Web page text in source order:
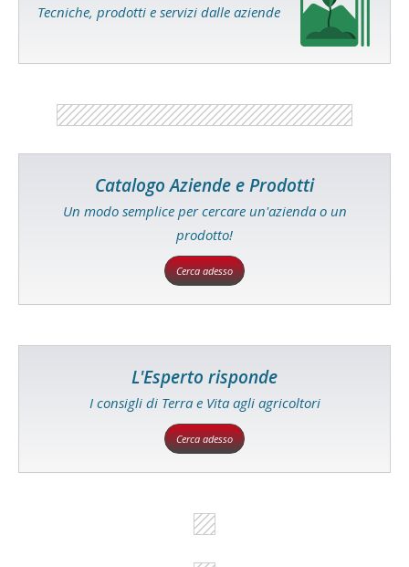
Tecniche, prodotti e servizi dalle aziende
Catalogo Aziende e Prodotti
Un modo semplice per cercare un'azienda o un
prodotto!
Cerca adesso
L'Esperto risponde
I consigli di Terra e Vita agli agricoltori
Cerca adesso